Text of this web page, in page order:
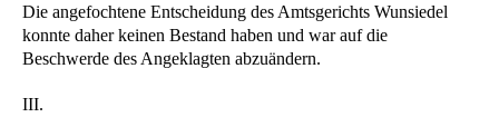
Die angefochtene Entscheidung des Amtsgerichts Wunsiedel
konnte daher keinen Bestand haben und war auf die
Beschwerde des Angeklagten abzuändern.
III.